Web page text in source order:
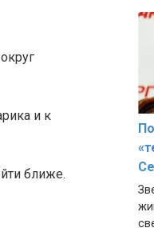
и к
ближе.